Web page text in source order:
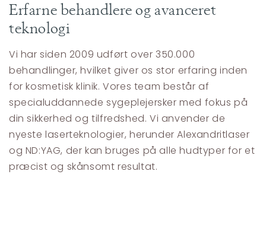
Erfarne behandlere og avanceret
teknologi
Vi har siden 2009 udført over 350.000
behandlinger, hvilket giver os stor erfaring inden
for kosmetisk klinik. Vores team består af
specialuddannede sygeplejersker med fokus på
din sikkerhed og tilfredshed. Vi anvender de
nyeste laserteknologier, herunder Alexandritlaser
og ND:YAG, der kan bruges på alle hudtyper for et
præcist og skånsomt resultat.